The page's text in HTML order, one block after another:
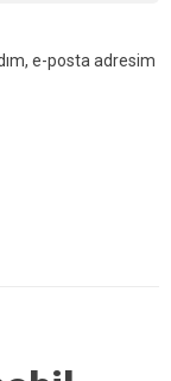
e-posta adresim